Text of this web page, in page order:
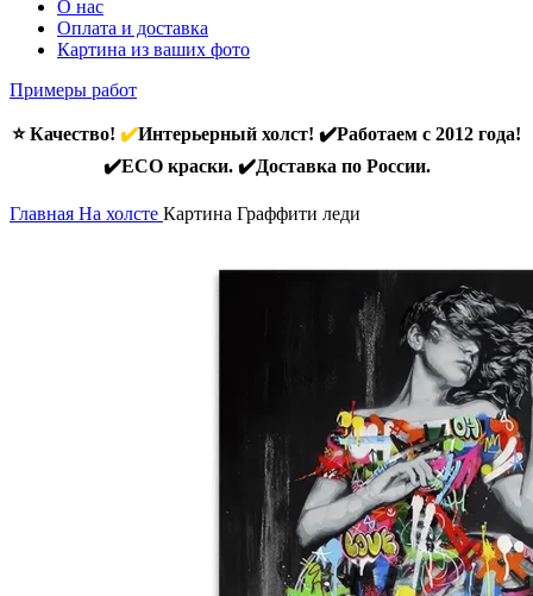
О нас
Оплата и доставка
Картина из ваших фото
Примеры работ
⭐ Качество! ✔️Интерьерный холст! ✔️Работаем с 2012 года!
✔️ECO краски. ✔️Доставка по России.
Главная На холсте Картина Граффити леди